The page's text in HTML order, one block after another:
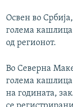
Освен во
голема
од регионот.
Во Северна
голема кашлица
на годината,